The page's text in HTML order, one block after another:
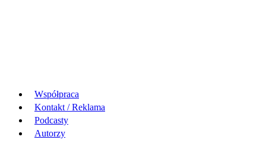
Współpraca
Kontakt / Reklama
Podcasty
Autorzy